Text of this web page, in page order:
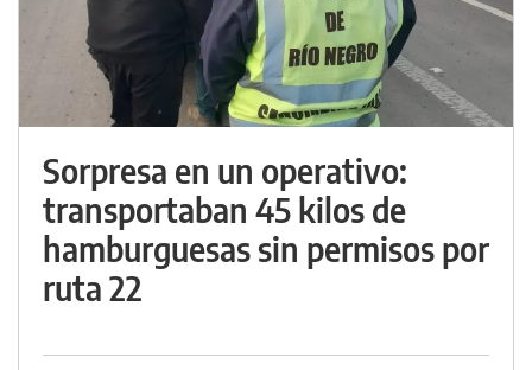
Sorpresa en un operativo:
transportaban 45 kilos de
hamburguesas sin permisos por
ruta 22